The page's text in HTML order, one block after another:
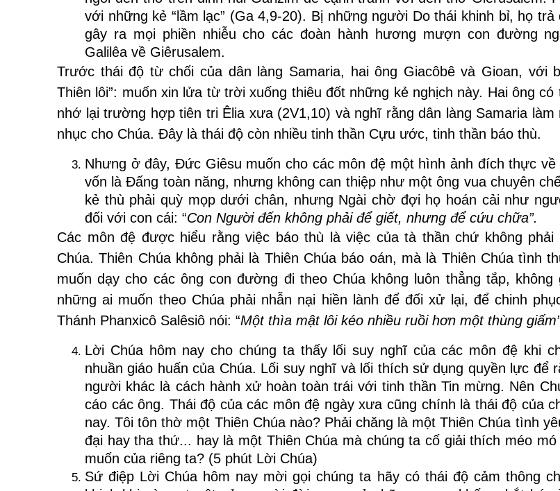
với những kẻ “lầm lạc” (Ga 4,9-20). Bị những người Do thái khinh bỉ, họ trả
gây ra mọi phiền nhiễu cho các đoàn hành hương mượn con đường
Galilêa về Giêrusalem.
Trước thái độ từ chối của dân làng Samaria, hai ông Giacôbê và Gioan, với
Thiên lôi”: muốn xin lửa từ trời xuống thiêu đốt những kẻ nghịch này. Hai ông
nhớ lại trường hợp tiên tri Êlia xưa (2V1,10) và nghĩ rằng dân làng Samaria làm
nhục cho Chúa. Đây là thái độ còn nhiều tinh thần Cựu ước, tinh thần báo thù.
Nhưng ở đây, Đức Giêsu muốn cho các môn đệ một hình ảnh đích thực về
vốn là Đấng toàn năng, nhưng không can thiệp như một ông vua chuyên
kẻ thù phải quỳ mọp dưới chân, nhưng Ngài chờ đợi họ hoán cải như
đối với con cái: “Con Người đến không phải để giết, nhưng để cứu chữa”.
Các môn đệ được hiểu rằng việc báo thù là việc của tà thần chứ không phải
Chúa. Thiên Chúa không phải là Thiên Chúa báo oán, mà là Thiên Chúa tình
muốn dạy cho các ông con đường đi theo Chúa không luôn thẳng tắp,
những ai muốn theo Chúa phải nhẫn nại hiền lành để đối xử lại, để chinh
Thánh Phanxicô Salêsiô nói: “Một thìa mật lôi kéo nhiều ruồi hơn một thùng
Lời Chúa hôm nay cho chúng ta thấy lối suy nghĩ của các môn đệ khi
nhuần giáo huấn của Chúa. Lối suy nghĩ và lối thích sử dụng quyền lực để
người khác là cách hành xử hoàn toàn trái với tinh thần Tin mừng. Nên
cáo các ông. Thái độ của các môn đệ ngày xưa cũng chính là thái độ của
nay. Tôi tôn thờ một Thiên Chúa nào? Phải chăng là một Thiên Chúa tình
đại hay tha thứ... hay là một Thiên Chúa mà chúng ta cố giải thích méo
muốn của riêng ta? (5 phút Lời Chúa)
Sứ điệp Lời Chúa hôm nay mời gọi chúng ta hãy có thái độ cảm thông